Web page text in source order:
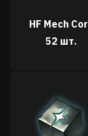
HF Mech
52 шт.